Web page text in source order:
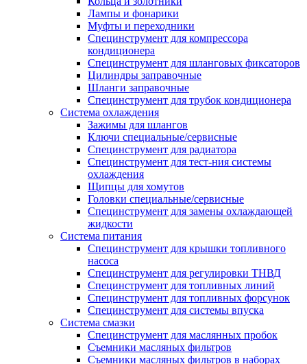
Лампы и фонарики
Муфты и переходники
Специнструмент для компрессора
кондиционера
Специнструмент для шланговых фиксаторов
Цилиндры заправочные
Шланги заправочные
Специнструмент для трубок кондиционера
Система охлаждения
Зажимы для шлангов
Ключи специальные/сервисные
Специнструмент для радиатора
Специнструмент для тест-ния системы
охлаждения
Щипцы для хомутов
Головки специальные/сервисные
Специнструмент для замены охлаждающей
жидкости
Система питания
Специнструмент для крышки топливного
насоса
Специнструмент для регулировки ТНВД
Специнструмент для топливных линий
Специнструмент для топливных форсунок
Специнструмент для системы впуска
Система смазки
Специнструмент для маслянных пробок
Съемники масляных фильтров
Съемники масляных фильтров в наборах